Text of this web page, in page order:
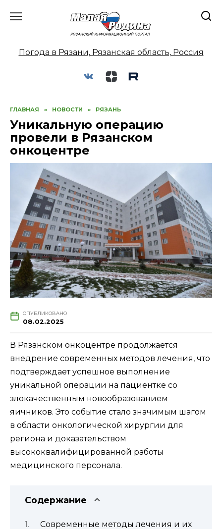
Погода в Рязани, Рязанская область, Россия
ГЛАВНАЯ » НОВОСТИ » РЯЗАНЬ
Уникальную операцию
провели в Рязанском
онкоцентре
ОПУБЛИКОВАНО
08.02.2025
В Рязанском онкоцентре продолжается
внедрение современных методов лечения, что
подтверждает успешное выполнение
уникальной операции на пациентке со
злокачественным новообразованием
яичников. Это событие стало значимым шагом
в области онкологической хирургии для
региона и доказательством
высококвалифицированной работы
медицинского персонала.
Содержание
Современные методы лечения и их